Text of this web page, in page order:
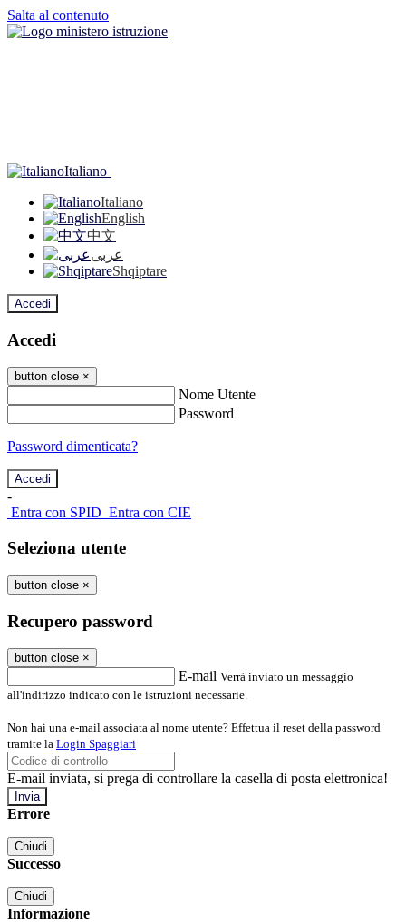
Salta al contenuto
Italiano
Italiano
English
中文
عربى
Shqiptare
Accedi
Accedi
button close ×
Nome Utente
Password
Password dimenticata?
-
Entra con SPID Entra con CIE
Seleziona utente
button close ×
Recupero password
button close ×
E-mail Verrà inviato un messaggio
all'indirizzo indicato con le istruzioni necessarie.
Non hai una e-mail associata al nome utente? Effettua il reset della password
tramite la Login Spaggiari
E-mail inviata, si prega di controllare la casella di posta elettronica!
Errore
Chiudi
Successo
Chiudi
Informazione